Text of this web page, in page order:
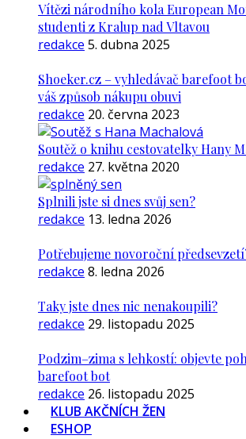
Vítězi národního kola European
studenti z Kralup nad Vltavou
redakce 5. dubna 2025
Shoeker.cz – vyhledávač barefoot
váš způsob nákupu obuvi
redakce 20. června 2023
Soutěž o knihu cestovatelky Hany
redakce 27. května 2020
Splnili jste si dnes svůj sen?
redakce 13. ledna 2026
Potřebujeme novoroční
redakce 8. ledna 2026
Taky jste dnes nic nenakoupili?
redakce 29. listopadu 2025
Podzim–zima s lehkostí: objevte
barefoot bot
redakce 26. listopadu 2025
KLUB AKČNÍCH ŽEN
ESHOP